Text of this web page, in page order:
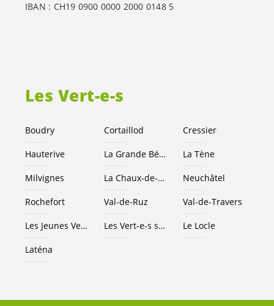
Les Vert-e-s
Boudry Cortaillod Cressier
Hauterive La Grande Béroche La Tène
Milvignes La Chaux-de-Fonds Neuchâtel
Rochefort Val-de-Ruz Val-de-Travers
Les Jeunes Vert-e-s NE
Les Vert-e-s suisses Le Locle
Laténa
IBAN : CH19 0900 0000 2000 0148 5